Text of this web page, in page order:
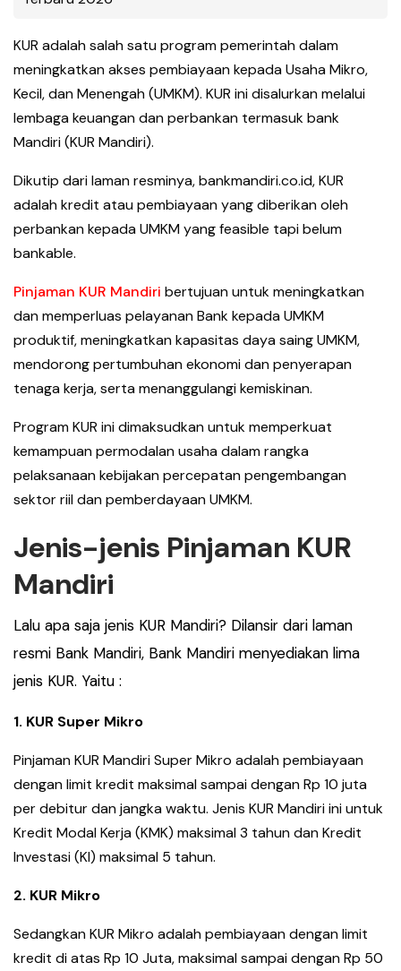
KUR adalah salah satu program pemerintah dalam
meningkatkan akses pembiayaan kepada Usaha Mikro,
Kecil, dan Menengah (UMKM). KUR ini disalurkan melalui
lembaga keuangan dan perbankan termasuk bank
Mandiri (KUR Mandiri).
Dikutip dari laman resminya, bankmandiri.co.id, KUR
adalah kredit atau pembiayaan yang diberikan oleh
perbankan kepada UMKM yang feasible tapi belum
bankable.
Pinjaman KUR Mandiri bertujuan untuk meningkatkan
dan memperluas pelayanan Bank kepada UMKM
produktif, meningkatkan kapasitas daya saing UMKM,
mendorong pertumbuhan ekonomi dan penyerapan
tenaga kerja, serta menanggulangi kemiskinan.
Program KUR ini dimaksudkan untuk memperkuat
kemampuan permodalan usaha dalam rangka
pelaksanaan kebijakan percepatan pengembangan
sektor riil dan pemberdayaan UMKM.
Jenis-jenis Pinjaman KUR
Mandiri
Lalu apa saja jenis KUR Mandiri? Dilansir dari laman
resmi Bank Mandiri, Bank Mandiri menyediakan lima
jenis KUR. Yaitu :
1. KUR Super Mikro
Pinjaman KUR Mandiri Super Mikro adalah pembiayaan
dengan limit kredit maksimal sampai dengan Rp 10 juta
per debitur dan jangka waktu. Jenis KUR Mandiri ini untuk
Kredit Modal Kerja (KMK) maksimal 3 tahun dan Kredit
Investasi (KI) maksimal 5 tahun.
2. KUR Mikro
Sedangkan KUR Mikro adalah pembiayaan dengan limit
kredit di atas Rp 10 Juta, maksimal sampai dengan Rp 50